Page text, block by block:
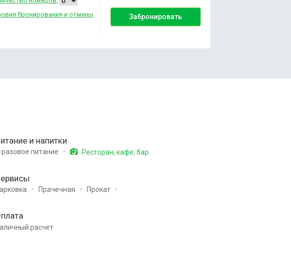
бронирования и отмены
Забронировать
и напитки
разовое питание Ресторан, кафе, бар
Прачечная Прокат
расчет